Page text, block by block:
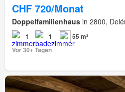
CHF 720/Monat
Doppelfamilienhaus in 2800,
1 1
55 m²
Vor 30+ Tagen